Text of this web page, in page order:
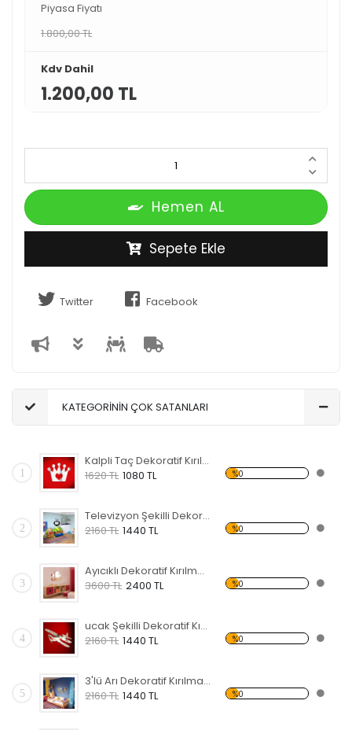
Piyasa Fiyatı
1.800,00 TL
Kdv Dahil
1.200,00 TL
Hemen AL
Sepete Ekle
Twitter Facebook
KATEGORİNİN ÇOK SATANLARI
1
Kalpli Taç Dekoratif Kırılmaz Ayna
1620 TL 1080 TL %0
2
Televizyon Şekilli Dekoratif Kırılmaz Ayna
2160 TL 1440 TL %0
3
Ayıcıklı Dekoratif Kırılmaz Ayna
3600 TL 2400 TL %0
4
ucak Şekilli Dekoratif Kırılmaz Ayna
2160 TL 1440 TL %0
5
3'lü Arı Dekoratif Kırılmaz Ayna
2160 TL 1440 TL %0